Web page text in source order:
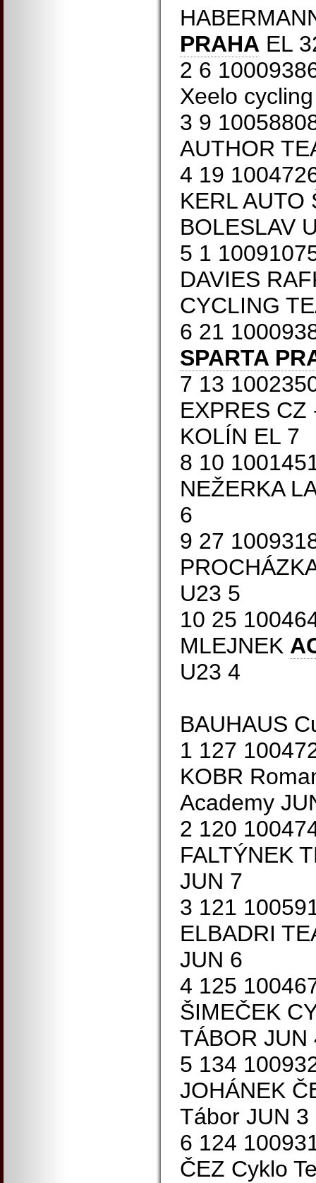
PRAHA EL
2 6
Xeelo
3 9
AUTHOR
4 19
KERL AUTO
BOLESLAV
5 1
DAVIES
CYCLING
6 21
SPARTA
7 13
EXPRES CZ
KOLÍN EL 7
8 10
NEŽERKA
6
9 27
U23 5
10 25
MLEJNEK
U23 4
BAUHAUS
1 127
KOBR
Academy
2 120
FALTÝNEK
JUN 7
3 121
ELBADRI
JUN 6
4 125
ŠIMEČEK
TÁBOR JUN
5 134
JOHÁNEK
Tábor JUN 3
6 124
ČEZ Cyklo